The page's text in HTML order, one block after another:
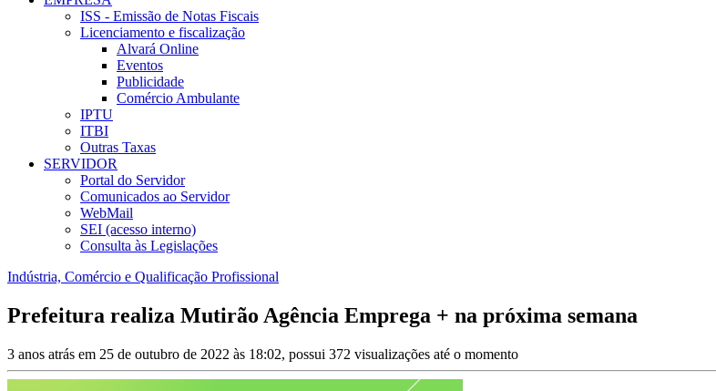
ISS - Emissão de Notas Fiscais
Licenciamento e fiscalização
Alvará Online
Eventos
Publicidade
Comércio Ambulante
IPTU
ITBI
Outras Taxas
SERVIDOR
Portal do Servidor
Comunicados ao Servidor
WebMail
SEI (acesso interno)
Consulta às Legislações
Indústria, Comércio e Qualificação Profissional
Prefeitura realiza Mutirão Agência Emprega + na próxima semana
3 anos atrás em 25 de outubro de 2022 às 18:02, possui 372 visualizações até o momento